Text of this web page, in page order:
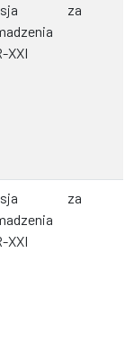
XXI
za
XXI
za